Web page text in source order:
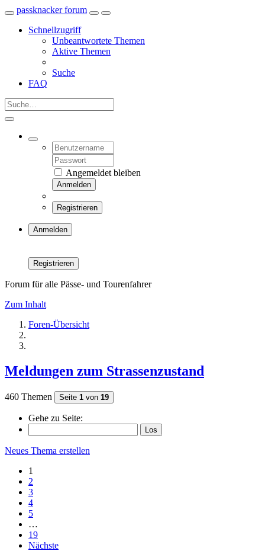
passknacker forum
Schnellzugriff
Unbeantwortete Themen
Aktive Themen
Suche
FAQ
Angemeldet bleiben
Anmelden
Registrieren
Anmelden
Registrieren
Forum für alle Pässe- und Tourenfahrer
Zum Inhalt
Foren-Übersicht
Meldungen zum Strassenzustand
460 Themen Seite 1 von 19
Gehe zu Seite:
Neues Thema erstellen
1
2
3
4
5
…
19
Nächste